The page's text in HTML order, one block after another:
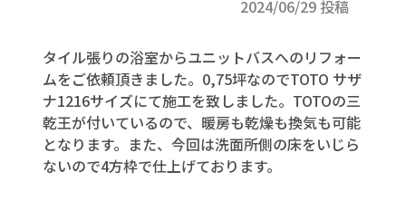
2024/06/29 投稿
タイル張りの浴室からユニットバスへのリフォー
ムをご依頼頂きました。0,75坪なのでTOTO サザ
ナ1216サイズにて施工を致しました。TOTOの三
乾王が付いているので、暖房も乾燥も換気も可能
となります。また、今回は洗面所側の床をいじら
ないので4方枠で仕上げております。